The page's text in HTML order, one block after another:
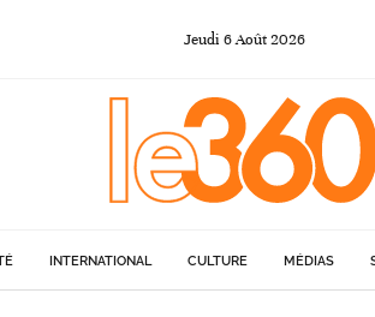
Jeudi 6Août 2026
INTERNATIONAL CULTURE MÉDIAS